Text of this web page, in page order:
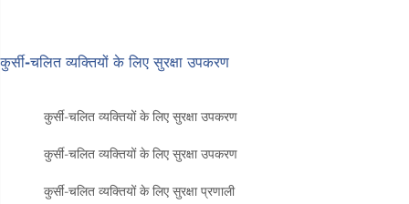
कुर्सी-चलित व्यक्तियों के लिए सुरक्षा उपकरण
कुर्सी-चलित व्यक्तियों के लिए सुरक्षा उपकरण
कुर्सी-चलित व्यक्तियों के लिए सुरक्षा उपकरण
कुर्सी-चलित व्यक्तियों के लिए सुरक्षा प्रणाली